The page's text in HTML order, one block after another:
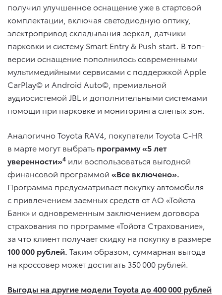
получил улучшенное оснащение уже в стартовой
комплектации, включая светодиодную оптику,
электропривод складывания зеркал, датчики
парковки и систему Smart Entry & Push start. В топ-
версии оснащение пополнилось современными
мультимедийными сервисами с поддержкой Apple
CarPlay© и Android Auto©, премиальной
аудиосистемой JBL и дополнительными системами
помощи при парковке и мониторинга слепых зон.
Аналогично Toyota RAV4, покупатели Toyota C-HR
в марте могут выбрать программу «5 лет
уверенности»4 или воспользоваться выгодной
финансовой программой «Все включено».
Программа предусматривает покупку автомобиля
с привлечением заемных средств от АО «Тойота
Банк» и одновременным заключением договора
страхования по программе «Тойота Страхование»,
за что клиент получает скидку на покупку в размере
100 000 рублей. Таким образом, суммарная выгода
на кроссовер может достигать 350 000 рублей.
Выгоды на другие модели Toyota до 400 000 рублей